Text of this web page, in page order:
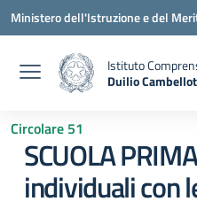
Vai ai contenuti
Vai al menu di navigazione
Vai al footer
Ministero dell'Istruzione e del
Istituto
Duilio
Circolare 51
SCUOLA
individuali con